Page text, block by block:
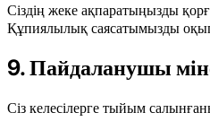
Сіздің жеке ақпаратыңызды
Құпиялылық саясатымызды оқып,
9. Пайдаланушы
Сіз келесілерге тыйым